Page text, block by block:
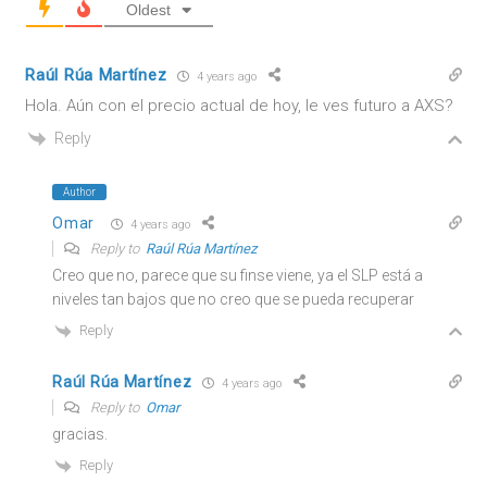
Oldest
Raúl Rúa Martínez 4 years ago
Hola. Aún con el precio actual de hoy, le ves futuro a AXS?
Reply
Author
Omar 4 years ago
Reply to Raúl Rúa Martínez
Creo que no, parece que su finse viene, ya el SLP está a
niveles tan bajos que no creo que se pueda recuperar
Reply
Raúl Rúa Martínez 4 years ago
Reply to Omar
gracias.
Reply